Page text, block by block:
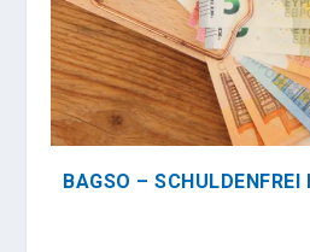
BAGSO – SCHULDENFREI